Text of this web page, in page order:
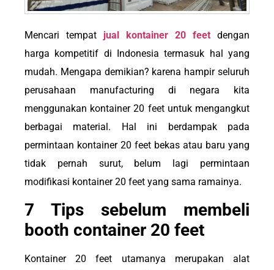
Mencari tempat jual kontainer 20 feet dengan
harga kompetitif di Indonesia termasuk hal yang
mudah. Mengapa demikian? karena hampir seluruh
perusahaan manufacturing di negara kita
menggunakan kontainer 20 feet untuk mengangkut
berbagai material. Hal ini berdampak pada
permintaan kontainer 20 feet bekas atau baru yang
tidak pernah surut, belum lagi permintaan
modifikasi kontainer 20 feet yang sama ramainya.
7 Tips sebelum membeli
booth container 20 feet
Kontainer 20 feet utamanya merupakan alat